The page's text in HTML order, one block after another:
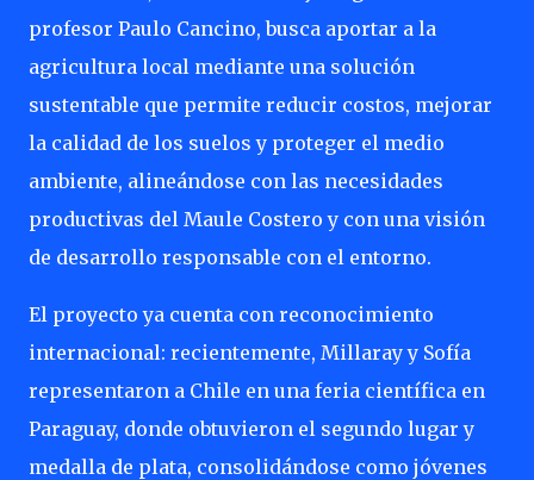
profesor Paulo Cancino, busca aportar a la
agricultura local mediante una solución
sustentable que permite reducir costos, mejorar
la calidad de los suelos y proteger el medio
ambiente, alineándose con las necesidades
productivas del Maule Costero y con una visión
de desarrollo responsable con el entorno.
El proyecto ya cuenta con reconocimiento
internacional: recientemente, Millaray y Sofía
representaron a Chile en una feria científica en
Paraguay, donde obtuvieron el segundo lugar y
medalla de plata, consolidándose como jóvenes